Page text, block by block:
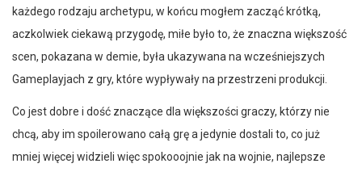
każdego rodzaju archetypu, w końcu mogłem zacząć krótką,
aczkolwiek ciekawą przygodę, miłe było to, że znaczna większość
scen, pokazana w demie, była ukazywana na wcześniejszych
Gameplayjach z gry, które wypływały na przestrzeni produkcji.
Co jest dobre i dość znaczące dla większości graczy, którzy nie
chcą, aby im spoilerowano całą grę a jedynie dostali to, co już
mniej więcej widzieli więc spokooojnie jak na wojnie, najlepsze